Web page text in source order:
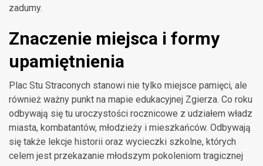
zadumy.
Znaczenie miejsca i formy
upamiętnienia
Plac Stu Straconych stanowi nie tylko miejsce pamięci, ale
również ważny punkt na mapie edukacyjnej Zgierza. Co roku
odbywają się tu uroczystości rocznicowe z udziałem władz
miasta, kombatantów, młodzieży i mieszkańców. Odbywają
się także lekcje historii oraz wycieczki szkolne, których
celem jest przekazanie młodszym pokoleniom tragicznej